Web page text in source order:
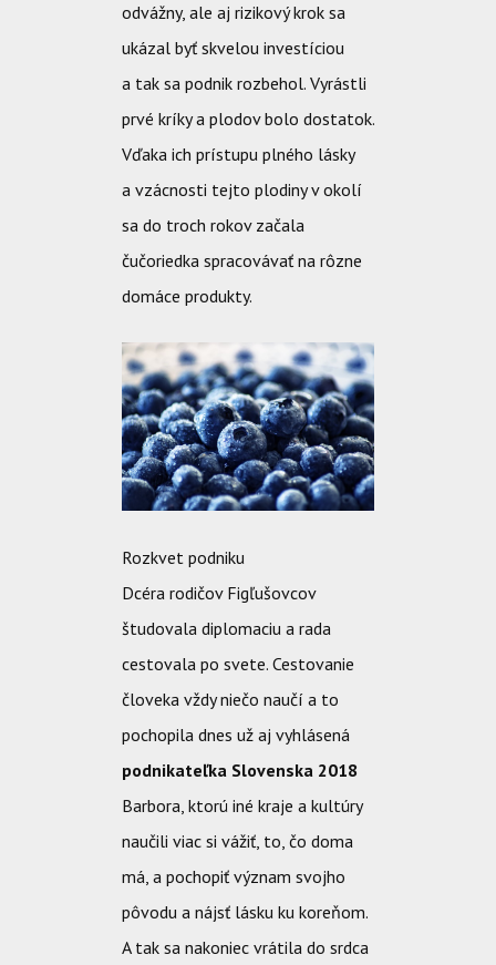
odvážny, ale aj rizikový krok sa
ukázal byť skvelou investíciou
a tak sa podnik rozbehol. Vyrástli
prvé kríky a plodov bolo dostatok.
Vďaka ich prístupu plného lásky
a vzácnosti tejto plodiny v okolí
sa do troch rokov začala
čučoriedka spracovávať na rôzne
domáce produkty.
Rozkvet podniku
Dcéra rodičov Figľušovcov
študovala diplomaciu a rada
cestovala po svete. Cestovanie
človeka vždy niečo naučí a to
pochopila dnes už aj vyhlásená
podnikateľka Slovenska 2018
Barbora, ktorú iné kraje a kultúry
naučili viac si vážiť, to, čo doma
má, a pochopiť význam svojho
pôvodu a nájsť lásku ku koreňom.
A tak sa nakoniec vrátila do srdca